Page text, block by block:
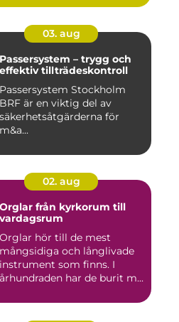
03. aug
Passersystem – trygg och
effektiv tillträdeskontroll
Passersystem Stockholm
BRF är en viktig del av
säkerhetsåtgärderna för
m&a...
02. aug
Orglar från kyrkorum till
vardagsrum
Orglar hör till de mest
mångsidiga och långlivade
instrument som finns. I
århundraden har de burit m...